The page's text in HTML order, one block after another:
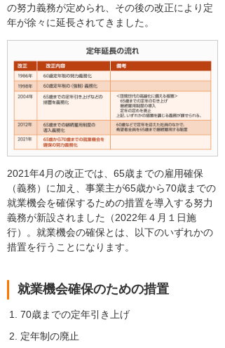
の努力義務が定められ、その後の改正により定
年が徐々に延長されてきました。
2021年4月の改正では、65歳までの雇用確保
（義務）に加え、事業主が65歳から70歳までの
就業機会を確保するための措置を導入する努力
義務が新設されました（2022年４月１日施
行）。就業機会の確保とは、以下のいずれかの
措置を行うことになります。
就業機会確保のための措置
70歳までの定年引き上げ
定年制の廃止